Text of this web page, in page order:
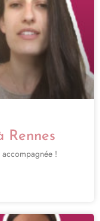
Rennes
!